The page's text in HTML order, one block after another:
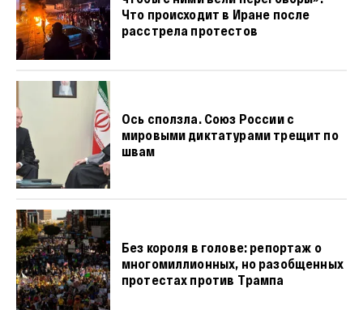
Что происходит в Иране после
расстрела протестов
Ось сползла. Союз России с
мировыми диктатурами трещит по
швам
Без короля в голове: репортаж о
многомиллионных, но разобщенных
протестах против Трампа